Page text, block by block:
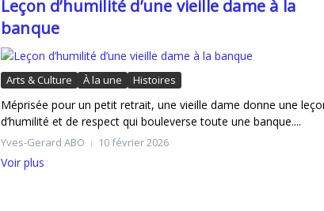
Leçon d’humilité d’une vieille dame à la
banque
Arts & Culture À la une Histoires
Méprisée pour un petit retrait, une vieille dame donne une
d’humilité et de respect qui bouleverse toute une banque....
Yves-Gerard ABO 10 février 2026
Voir plus